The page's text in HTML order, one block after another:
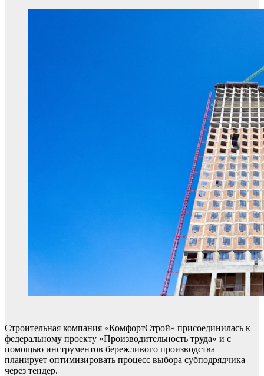
Строительная компания «КомфортСтрой» присоединилась к
федеральному проекту «Производительность труда» и с
помощью инструментов бережливого производства
планирует оптимизировать процесс выбора субподрядчика
через тендер.